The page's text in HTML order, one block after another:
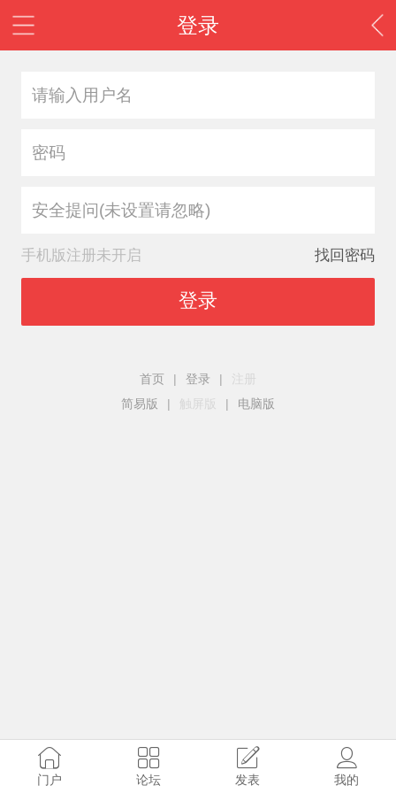
登录
安全提问(未设置请忽略)
手机版注册未开启 找回密码
登录
首页 | 登录 |
注册
简易版
| 触屏版 | 电脑版
门户 论坛 发表 我的